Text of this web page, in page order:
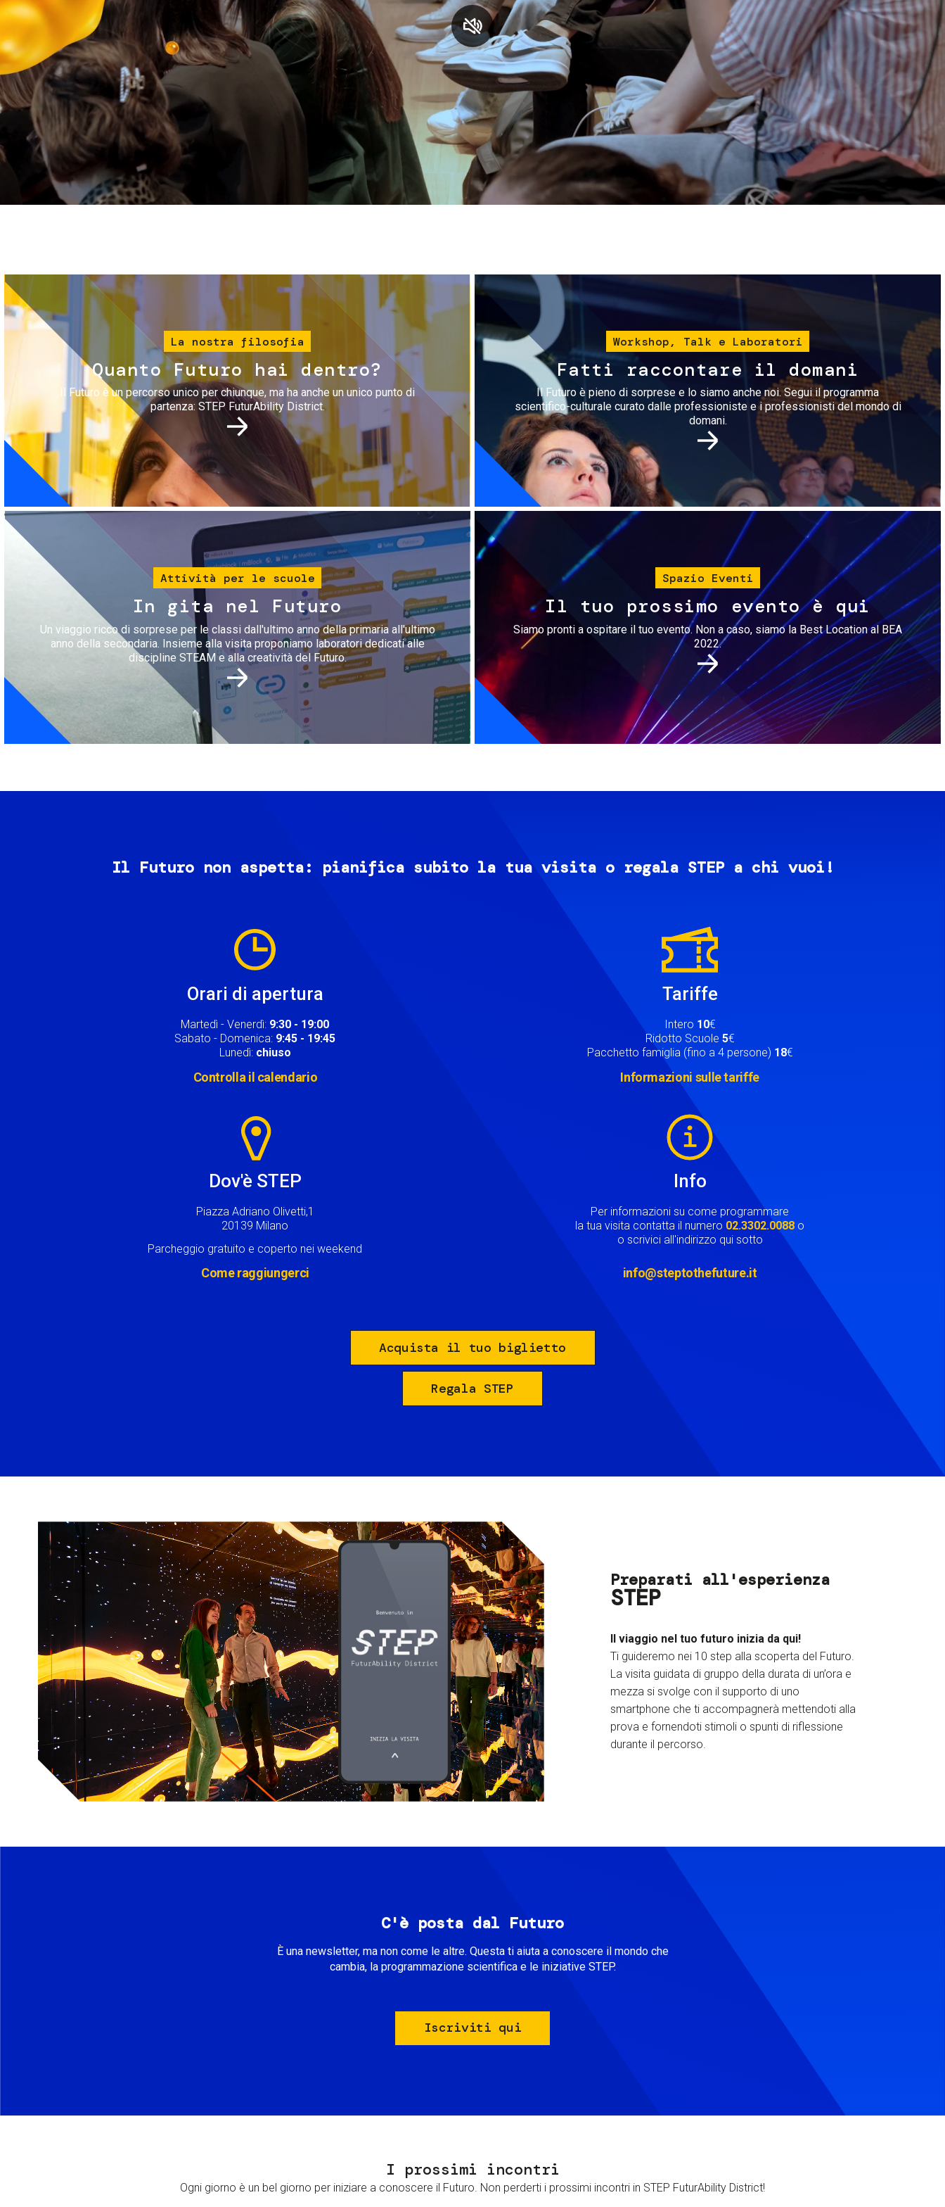
Servizi e accessibilità
Contatti
Biglietti
Immagine
La nostra filosofia
Quanto Futuro hai dentro?
Il Futuro è un percorso unico per chiunque, ma ha anche un unico punto di
partenza: STEP FuturAbility District.
Immagine
Workshop, Talk e Laboratori
Fatti raccontare il domani
Il Futuro è pieno di sorprese e lo siamo anche noi. Segui il programma
scientifico-culturale curato dalle professioniste e i professionisti del mondo di
domani.
Immagine
Attività per le scuole
In gita nel Futuro
Un viaggio ricco di sorprese per le classi dall'ultimo anno della primaria all'ultimo
anno della secondaria. Insieme alla visita proponiamo laboratori dedicati alle
discipline STEAM e alla creatività del Futuro.
Immagine
Spazio Eventi
Il tuo prossimo evento è qui
Siamo pronti a ospitare il tuo evento. Non a caso, siamo la Best Location al BEA
2022.
Il Futuro non aspetta: pianifica subito la tua visita o regala STEP a chi vuoi!
Orari di apertura
Martedì - Venerdì: 9:30 - 19:00
Sabato - Domenica: 9:45 - 19:45
Lunedì: chiuso
Controlla il calendario
Tariffe
Intero 10€
Ridotto Scuole 5€
Pacchetto famiglia (fino a 4 persone) 18€
Informazioni sulle tariffe
Dov'è STEP
Piazza Adriano Olivetti,1
20139 Milano
Parcheggio gratuito e coperto nei weekend
Come raggiungerci
Info
Per informazioni su come programmare
la tua visita contatta il numero 02.3302.0088 o
o scrivici all'indirizzo qui sotto
info@steptothefuture.it
Acquista il tuo biglietto
Regala STEP
Preparati all'esperienza
STEP
Il viaggio nel tuo futuro inizia da qui!
Ti guideremo nei 10 step alla scoperta del Futuro.
La visita guidata di gruppo della durata di un’ora e
mezza si svolge con il supporto di uno
smartphone che ti accompagnerà mettendoti alla
prova e fornendoti stimoli o spunti di riflessione
durante il percorso.
C'è posta dal Futuro
È una newsletter, ma non come le altre. Questa ti aiuta a conoscere il mondo che
cambia, la programmazione scientifica e le iniziative STEP.
Iscriviti qui
I prossimi incontri
Ogni giorno è un bel giorno per iniziare a conoscere il Futuro. Non perderti i prossimi incontri in STEP FuturAbility District!